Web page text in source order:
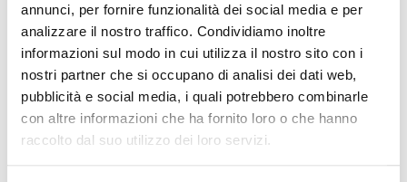
annunci, per fornire funzionalità dei social media e per
analizzare il nostro traffico. Condividiamo inoltre
informazioni sul modo in cui utilizza il nostro sito con i
nostri partner che si occupano di analisi dei dati web,
pubblicità e social media, i quali potrebbero combinarle
con altre informazioni che ha fornito loro o che hanno
raccolto dal suo utilizzo dei loro servizi.
Collegio Provinciale